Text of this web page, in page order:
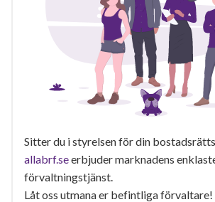
Sitter du i styrelsen för din
allabrf.seerbjuder marknadens
förvaltningstjänst.
Låt oss utmana er befintliga förvaltare!